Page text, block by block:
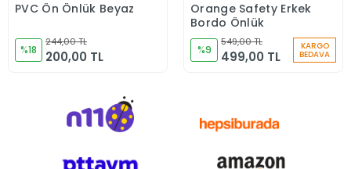
Sepete Ekle
PVC Ön Önlük Beyaz
%18
244,00 TL
200,00 TL
Sepete Ekle
Orange Safety Erkek
Bordo Önlük
%9
549,00 TL
499,00 TL
KARGO
BEDAVA